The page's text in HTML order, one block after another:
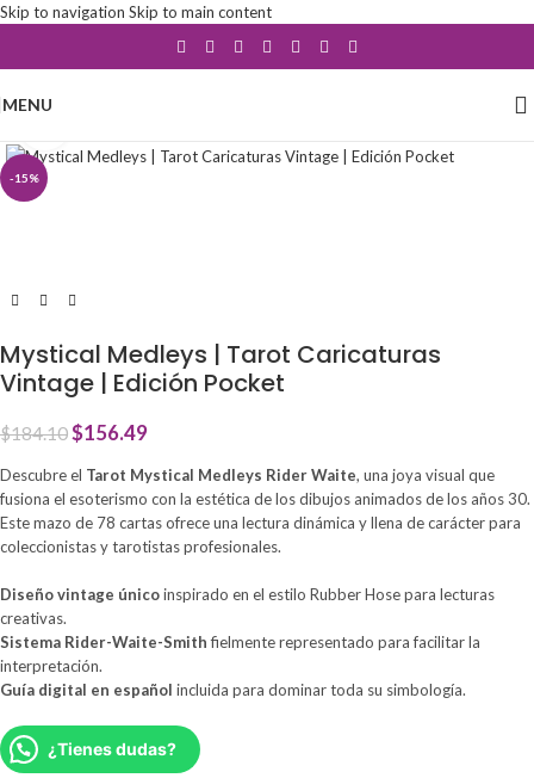
Skip to navigation Skip to main content
MENU
-15%
Mystical Medleys | Tarot Caricaturas
Vintage | Edición Pocket
$184.10$156.49
Descubre el Tarot Mystical Medleys Rider Waite, una joya visual que
fusiona el esoterismo con la estética de los dibujos animados de los años 30.
Este mazo de 78 cartas ofrece una lectura dinámica y llena de carácter para
coleccionistas y tarotistas profesionales.
Diseño vintage únicoinspirado en el estilo Rubber Hose para lecturas
creativas.
Sistema Rider-Waite-Smithfielmente representado para facilitar la
interpretación.
Guía digital en español incluida para dominar toda su simbología.
¿Tienes dudas?